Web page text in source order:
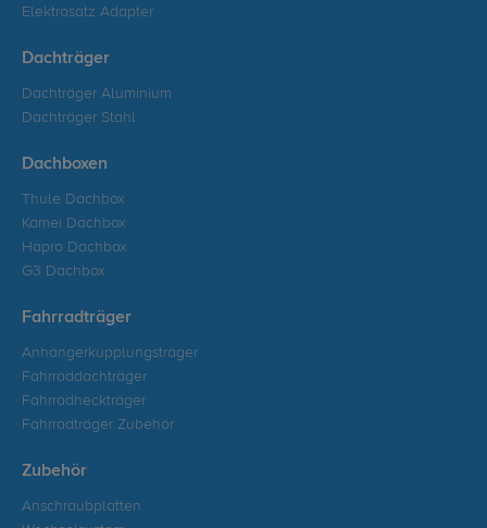
Elektrosatz Adapter
Dachträger
Dachträger Aluminium
Dachträger Stahl
Dachboxen
Thule Dachbox
Kamei Dachbox
Hapro Dachbox
G3 Dachbox
Fahrradträger
Anhängerkupplungsträger
Fahrraddachträger
Fahrradheckträger
Fahrradträger Zubehör
Zubehör
Anschraubplatten